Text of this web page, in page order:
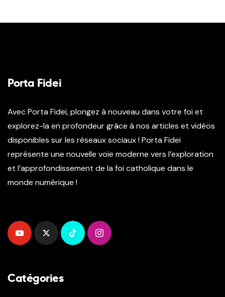
Porta Fidei
Avec Porta Fidei, plongez à nouveau dans votre foi et
explorez-la en profondeur grâce à nos articles et vidéos
disponibles sur les réseaux sociaux ! Porta Fidei
représente une nouvelle voie moderne vers l’exploration
et l’approfondissement de la foi catholique dans le
monde numérique !
Catégories